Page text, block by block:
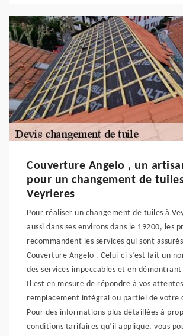
Couverture Angelo , un
pour un changement de
Veyrieres
Pour réaliser un changement de tuiles à
aussi dans ses environs dans le 19200, les
recommandent les services qui sont
Couverture Angelo . Celui-ci s’est fait un
des services impeccables et en démontrant
Il est en mesure de répondre à vos
remplacement intégral ou partiel de votre
Pour des informations plus détaillées à
conditions tarifaires qu’il applique, vous